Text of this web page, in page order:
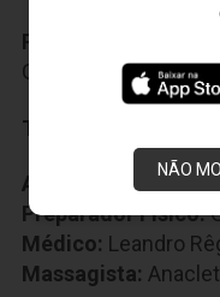
NÃO
Reservas:
Geovani
Cléo,
Técnico:
Auxiliar Técnico:
Preparador Fisico:
Médico: Leandro
Massagista: